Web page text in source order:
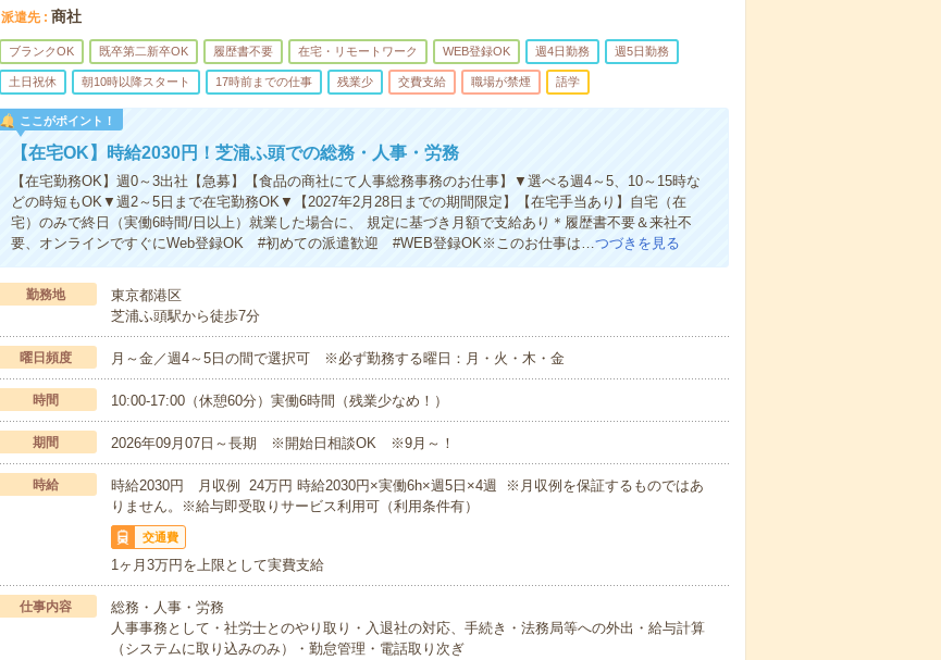
派遣先 商社
ブランクOK 既卒第二新卒OK 履歴書不要 在宅・リモートワーク WEB登録OK 週4日勤務 週5日勤務
土日祝休 朝10時以降スタート 17時前までの仕事 残業少 交費支給 職場が禁煙 語学
ここがポイント！
【在宅OK】時給2030円！芝浦ふ頭での総務・人事・労務
【在宅勤務OK】週0～3出社【急募】【食品の商社にて人事総務事務のお仕事】▼選べる週4～5、10～15時な
どの時短もOK▼週2～5日まで在宅勤務OK▼【2027年2月28日までの期間限定】【在宅手当あり】自宅（在
宅）のみで終日（実働6時間/日以上）就業した場合に、 規定に基づき月額で支給あり＊履歴書不要＆来社不
要、オンラインですぐにWeb登録OK #初めての派遣歓迎 #WEB登録OK※このお仕事は…つづきを見る
勤務地
東京都港区
芝浦ふ頭駅から徒歩7分
曜日頻度 月～金／週4～5日の間で選択可 ※必ず勤務する曜日：月・火・木・金
時間 10:00-17:00（休憩60分）実働6時間（残業少なめ！）
期間 2026年09月07日～長期 ※開始日相談OK ※9月～！
時給
時給2030円 月収例 24万円 時給2030円×実働6h×週5日×4週 ※月収例を保証するものではあ
りません。※給与即受取りサービス利用可（利用条件有）
交通費
1ヶ月3万円を上限として実費支給
仕事内容
総務・人事・労務
人事事務として・社労士とのやり取り・入退社の対応、手続き・法務局等への外出・給与計算
（システムに取り込みのみ）・勤怠管理・電話取り次ぎ